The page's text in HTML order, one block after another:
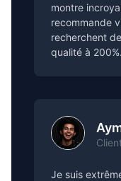
montre
recommande
recherchent
qualité à 200%.
Je suis